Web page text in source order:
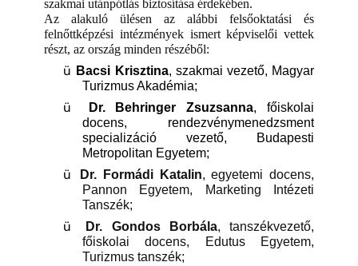
szakmai utánpótlás biztosítása érdekében.
Az alakuló ülésen az alábbi felsőoktatási és
felnőttképzési intézmények ismert képviselői vettek
részt, az ország minden részéből:
ü Bacsi Krisztina, szakmai vezető, Magyar
Turizmus Akadémia;
ü Dr. Behringer Zsuzsanna, főiskolai
docens, rendezvénymenedzsment
specializáció vezető, Budapesti
Metropolitan Egyetem;
ü Dr. Formádi Katalin, egyetemi docens,
Pannon Egyetem, Marketing Intézeti
Tanszék;
ü Dr. Gondos Borbála, tanszékvezető,
főiskolai docens, Edutus Egyetem,
Turizmus tanszék;